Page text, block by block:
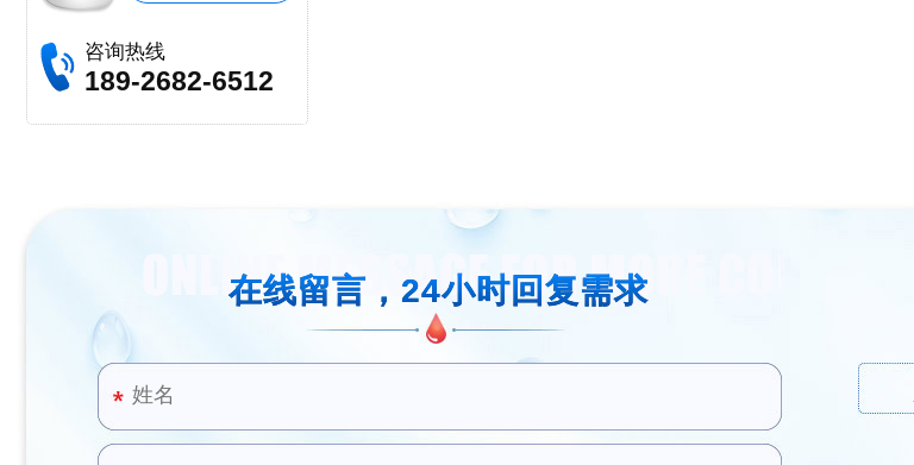
咨询热线
189-2682-6512
在线留言，24小时回复需求